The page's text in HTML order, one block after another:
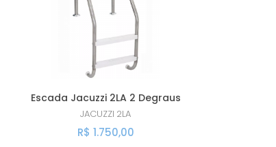
Escada Jacuzzi 2LA 2 Degraus
JACUZZI 2LA
R$ 1.750,00